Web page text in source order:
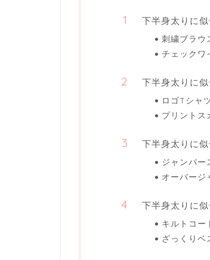
下半身太りに
刺繍ブラウ
チェックワ
下半身太りに
ロゴTシャ
プリントス
下半身太りに
ジャンパー
オーバージ
下半身太りに
キルトコー
ざっくりベ